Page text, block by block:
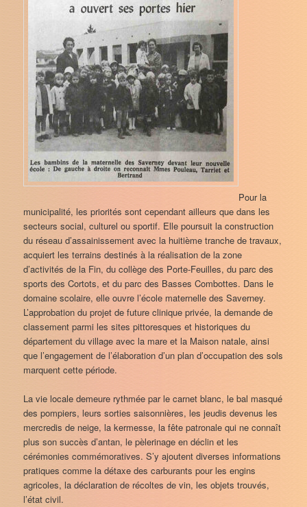
Pour la
municipalité, les priorités sont cependant ailleurs que dans les
secteurs social, culturel ou sportif. Elle poursuit la construction
du réseau d’assainissement avec la huitième tranche de travaux,
acquiert les terrains destinés à la réalisation de la zone
d’activités de la Fin, du collège des Porte-Feuilles, du parc des
sports des Cortots, et du parc des Basses Combottes. Dans le
domaine scolaire, elle ouvre l’école maternelle des Saverney.
L’approbation du projet de future clinique privée, la demande de
classement parmi les sites pittoresques et historiques du
département du village avec la mare et la Maison natale, ainsi
que l’engagement de l’élaboration d’un plan d’occupation des sols
marquent cette période.
La vie locale demeure rythmée par le carnet blanc, le bal masqué
des pompiers, leurs sorties saisonnières, les jeudis devenus les
mercredis de neige, la kermesse, la fête patronale qui ne connaît
plus son succès d’antan, le pèlerinage en déclin et les
cérémonies commémoratives. S’y ajoutent diverses informations
pratiques comme la détaxe des carburants pour les engins
agricoles, la déclaration de récoltes de vin, les objets trouvés,
l’état civil.